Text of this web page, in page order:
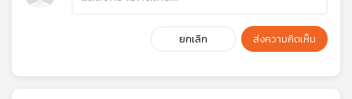
ยกเลิก ส่งความคิดเห็น